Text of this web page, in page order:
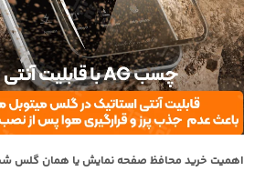
اهمیت خرید محافظ صفحه نمایش یا همان گلس